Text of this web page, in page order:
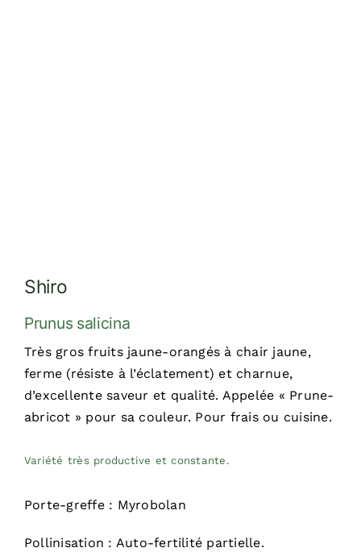
Shiro
Prunus salicina
Très gros fruits jaune-orangés à chair jaune,
ferme (résiste à l’éclatement) et charnue,
d’excellente saveur et qualité. Appelée « Prune-
abricot » pour sa couleur. Pour frais ou cuisine.
Variété très productive et constante.
Porte-greffe : Myrobolan
Pollinisation : Auto-fertilité partielle.